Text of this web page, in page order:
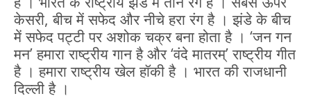
केसरी, बीच में सफेद और नीचे हरा रंग है । झंडे के बीच
में सफेद पट्टी पर अशोक चक्र बना होता है । ‘जन गन
मन’ हमारा राष्ट्रीय गान है और ‘वंदे मातरम्’ राष्ट्रीय गीत
है । हमारा राष्ट्रीय खेल हॉकी है । भारत की राजधानी
दिल्ली है ।